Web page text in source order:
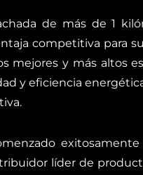
de más de 1
competitiva para
mejores y más altos
y eficiencia
líder de